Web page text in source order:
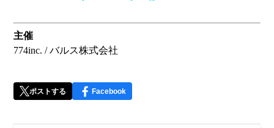
主催
774inc. / バルス株式会社
ポストする Facebook